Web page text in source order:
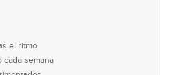
el ritmo
cada semana